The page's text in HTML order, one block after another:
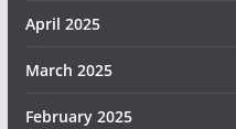
April 2025
March 2025
February 2025